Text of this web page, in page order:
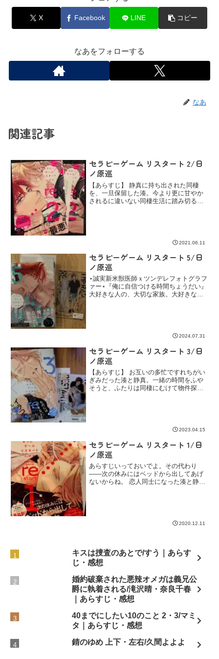
X Facebook LINE コピー
なあをフォローする
なあ
関連記事
セラピーゲーム リスタート 2/日
ノ原巡
【あらすじ】 静真に持ち出された同棲
を、一旦保留した湊。今より更に甘やか
されるに違いない同棲生活に踏み切る前
2021.06.11
セラピーゲーム リスタート 5/日
ノ原巡
⋆誠実新米獣医師ｘツンデレフォトグラフ
ァー⋆『俺に自信つける時間ちょうだい』
大好きな人の、大切な家族。大好きな人
2024.07.31
セラピーゲーム リスタート 3/日
ノ原巡
【あらすじ】 お互いの多忙ですれちがい
ぎみだった湊と静真。一緒の時間をふや
そうと、ふたりは同棲にむけて物件探し
2023.04.15
セラピーゲーム リスタート 1/日
ノ原巡
あらすじいっておいでよ。その代わり
――次の休みにはベッドから出してあげ
ないからね。 恋人同士になった湊と静
2020.12.11
キスは捜査のあとで/すう｜あらす
じ・感想
婚約破棄された悪辣オメガは義兄公
爵に執着される/滝沢晴・奈良千春
｜あらすじ・感想
40までにしたい10のこと 2・3/マミ
タ｜あらすじ・感想
錆のゆめ 上下・左右/久間よよよ